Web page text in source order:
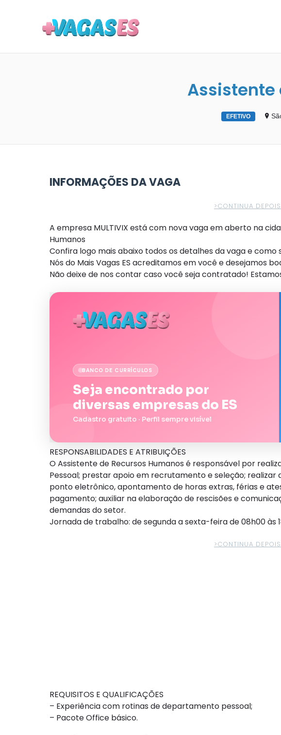
Assistente
EFETIVO
INFORMAÇÕES DA VAGA
>CONTINUA
A empresa MULTIVIX está com nova vaga em aberto na
Humanos
Confira logo mais abaixo todos os detalhes da vaga e
Nós do Mais Vagas ES acreditamos em você e desejamos
Não deixe de nos contar caso você seja contratado!
BANCO DE CURRÍCULOS
Seja encontrado por
diversas empresas do ES
Cadastro gratuito · Perfil sempre visível
RESPONSABILIDADES E ATRIBUIÇÕES
O Assistente de Recursos Humanos é responsável por
Pessoal; prestar apoio em recrutamento e seleção; realizar
ponto eletrônico, apontamento de horas extras, férias e
pagamento; auxiliar na elaboração de rescisões e
demandas do setor.
Jornada de trabalho: de segunda a sexta-feira de 08h00 às
>CONTINUA
REQUISITOS E QUALIFICAÇÕES
– Experiência com rotinas de departamento pessoal;
– Pacote Office básico.